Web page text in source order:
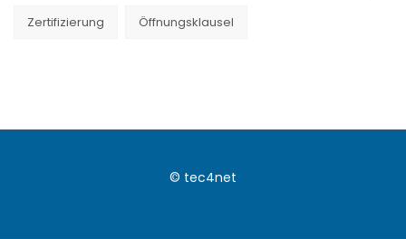
Zertifizierung Öffnungsklausel
© tec4net